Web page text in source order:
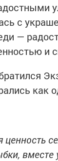
с
—
и
как
вместе